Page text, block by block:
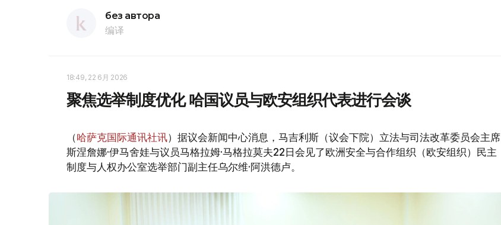
без автора
编译
18:49, 22 6月 2026
聚焦选举制度优化 哈国议员与欧安组织代表进行会谈
（哈萨克国际通讯社讯）据议会新闻中心消息，马吉利斯（议会下院）立法与司法改革委员会主席
斯涅詹娜·伊马舍娃与议员马格拉姆·马格拉莫夫22日会见了欧洲安全与合作组织（欧安组织）民主
制度与人权办公室选举部门副主任乌尔维·阿洪德卢。